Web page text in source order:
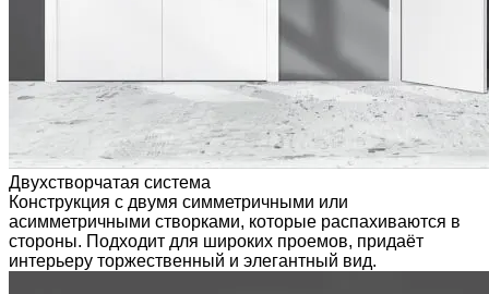
Двухстворчатая система
Конструкция с двумя симметричными или
асимметричными створками, которые распахиваются в
стороны. Подходит для широких проемов, придаёт
интерьеру торжественный и элегантный вид.